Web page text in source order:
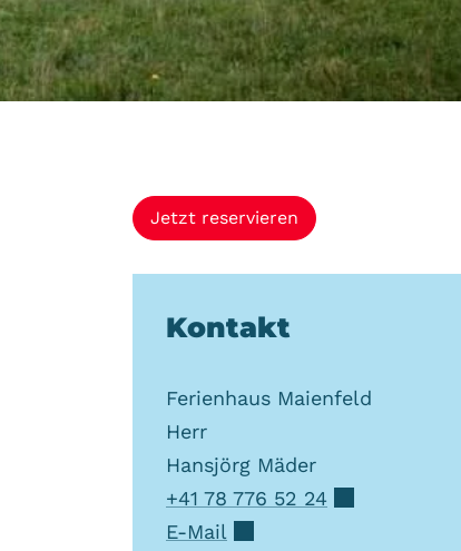
Jetzt reservieren
Kontakt
Ferienhaus Maienfeld
Herr
Hansjörg Mäder
+41 78 776 52 24
E-Mail